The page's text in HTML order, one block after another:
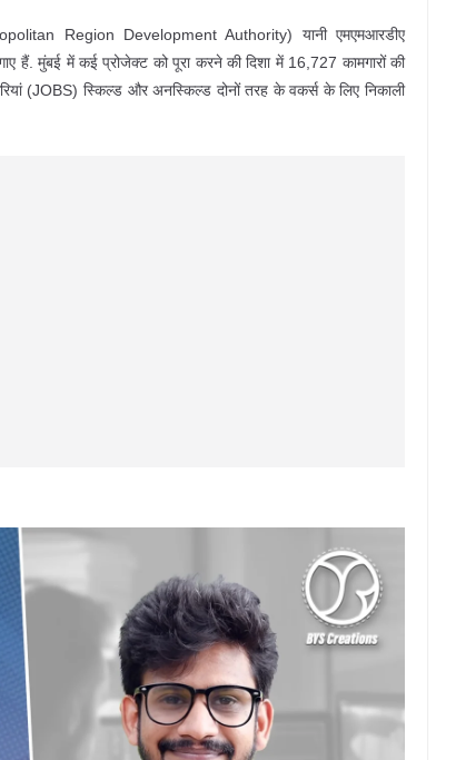
Region Development Authority) यानी एमएमआरडीए
हैं. मुंबई में कई प्रोजेक्ट को पूरा करने की दिशा में 16,727 कामगारों की
(JOBS) स्किल्ड और अनस्किल्ड दोनों तरह के वकर्स के लिए निकाली